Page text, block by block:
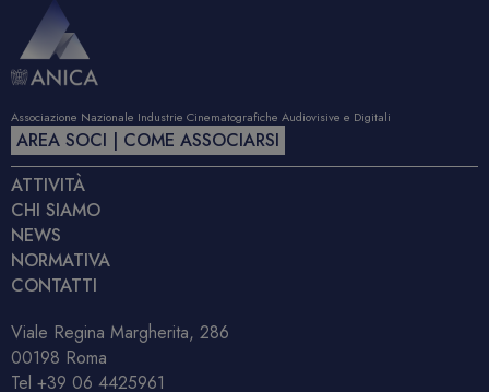
Associazione Nazionale Industrie Cinematografiche Audiovisive e Digitali
AREA SOCI | COME ASSOCIARSI
ATTIVITÀ
CHI SIAMO
NEWS
NORMATIVA
CONTATTI
Viale Regina Margherita, 286
00198 Roma
Tel +39 06 4425961